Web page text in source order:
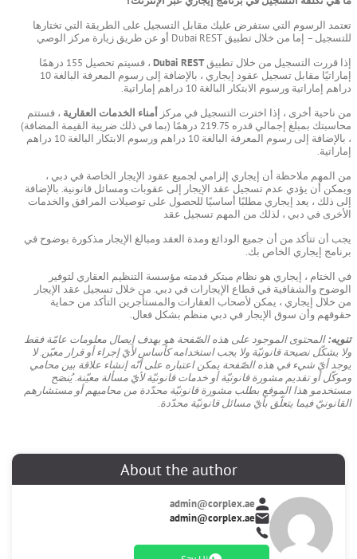
تعتمد الرسوم التي ستفرض عليك مقابل التسجيل على الطريقة التي تختارها
للتسجيل – إما من خلال تطبيق Dubai REST أو عن طريق زيارة مركز الوصي
إذا قررت التسجيل من خلال تطبيقDubai REST
، فسيتم تحصيل 155 درهمًا
إماراتيًا مقابل تسجيل عقود إيجاري ، بالإضافة إلى رسوم المعرفة البالغة 10
دراهم إماراتية ورسوم الابتكار البالغة 10 دراهم إماراتية.
من ناحية أخرى ، إذا اخترت التسجيل في مركز أمناء الخدمات العقارية ، فستتم
محاسبتك بمبلغ إجمالي قدره 219.75 درهمًا (بما في ذلك ضريبة القيمة المضافة)
، بالإضافة إلى رسوم المعرفة البالغة 10 دراهم ورسوم الابتكار البالغة 10 دراهم
إماراتية.
من المهم ملاحظة أن إيجاري إلزامي لجميع عقود الإيجار الخاصة في دبي ،
ويمكن أن يؤدي عدم تسجيل عقد الإيجار إلى عقوبات ومسائل قانونية. بالإضافة
إلى ذلك ، يعد إيجاري مطلبًا أساسيًا للحصول على توصيلات المرافق والخدمات
الأخرى في دبي ، لذلك من المهم تسجيل عقد
يجب أن تتأكد من أن جميع الودائع ومدة العقد ومبالغ الإيجار مذكورة بوضوح في
برنامج إيجاري الخاص بك.
في الختام ، إيجاري هو نظام مبتكر قدمته مؤسسة التنظيم العقاري لتوفير
الوضوح والشفافية في قطاع الإيجارات في دبي. من خلال تسجيل عقد الإيجار
من خلال إيجاري ، يمكن لأصحاب العقارات والمستأجرين التأكد من حماية
حقوقهم وأن سوق الإيجار في دبي منظم بشكل فعال.
تنويه:المحتوى الموجود على هذه الصّفحة هو بهدف إيصال معلومات عامّة فقط
ولا يشكّل نصيحة قانونيّة ولا يجب استخدامه كأساس لأيّ إجراء أو قرار معيّن. لا
يوجد أيّ شيء في هذه الصّفحة يمكن اعتباره على أنّه إنشاء علاقة بين محامي
وموكّل أو تقديم مشورة قانونيّة أو خدمات قانونيّة لأيّ مسألة معيّنة. يُنصَح
مستخدمو هذا الموقع بطلب مشورة قانونيّة محدّدة من محاميهم أو مستشارهم
القانونيّ فيما يتعلّق بأيّ مسائل قانونيّة محدّدة.
About the author
admin@corplex.ae
admin@corplex.ae